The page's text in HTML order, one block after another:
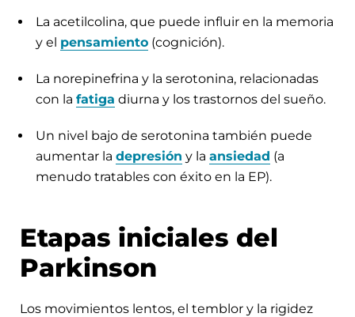
La acetilcolina, que puede influir en la memoria
y el pensamiento (cognición).
La norepinefrina y la serotonina, relacionadas
con la fatiga diurna y los trastornos del sueño.
Un nivel bajo de serotonina también puede
aumentar la depresión y la ansiedad (a
menudo tratables con éxito en la EP).
Etapas iniciales del
Parkinson
Los movimientos lentos, el temblor y la rigidez